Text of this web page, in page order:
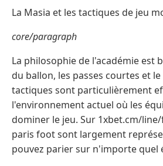
La Masia et les tactiques de jeu
core/paragraph
La philosophie de l'académie est
du ballon, les passes courtes et
tactiques sont particulièrement
l'environnement actuel où les
dominer le jeu. Sur 1xbet.cm/
paris foot sont largement
pouvez parier sur n'importe quel